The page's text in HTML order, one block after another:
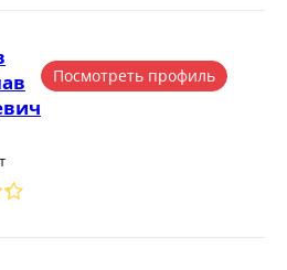
Посмотреть профиль